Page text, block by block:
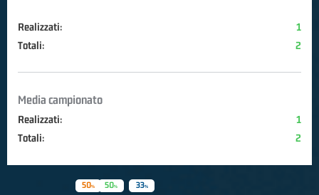
Realizzati:
1
Totali:
2
Media campionato
Realizzati:
1
Totali:
2
50
50 33